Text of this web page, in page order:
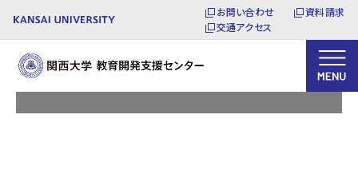
お問い合わせ
資料請求
交通アクセス
トピックス